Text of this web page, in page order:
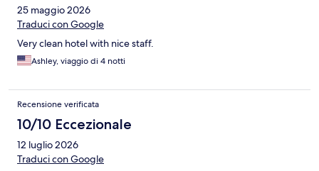
25 maggio 2026
Traduci con Google
Very clean hotel with nice staff.
Ashley, viaggio di 4 notti
Recensione verificata
10/10 Eccezionale
12 luglio 2026
Traduci con Google